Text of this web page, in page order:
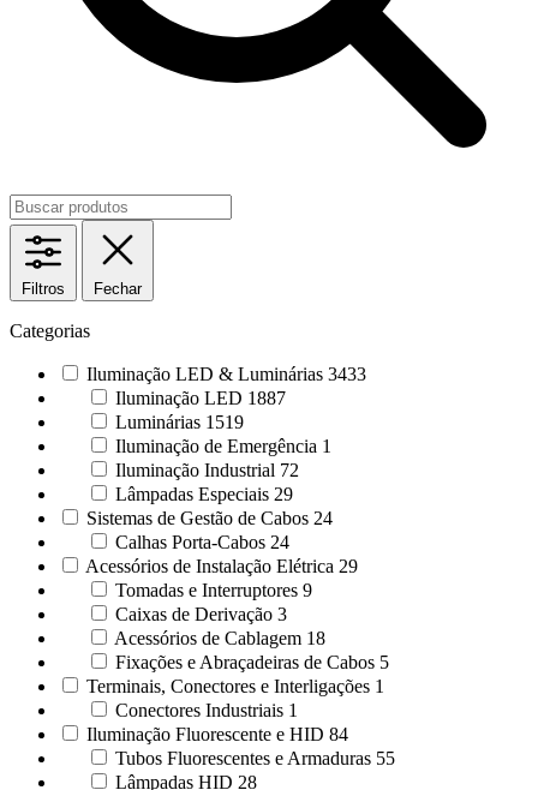
Filtros Fechar
Categorias
Iluminação LED & Luminárias 3433
Iluminação LED 1887
Luminárias 1519
Iluminação de Emergência 1
Iluminação Industrial 72
Lâmpadas Especiais 29
Sistemas de Gestão de Cabos 24
Calhas Porta-Cabos 24
Acessórios de Instalação Elétrica 29
Tomadas e Interruptores 9
Caixas de Derivação 3
Acessórios de Cablagem 18
Fixações e Abraçadeiras de Cabos 5
Terminais, Conectores e Interligações 1
Conectores Industriais 1
Iluminação Fluorescente e HID 84
Tubos Fluorescentes e Armaduras 55
Lâmpadas HID 28